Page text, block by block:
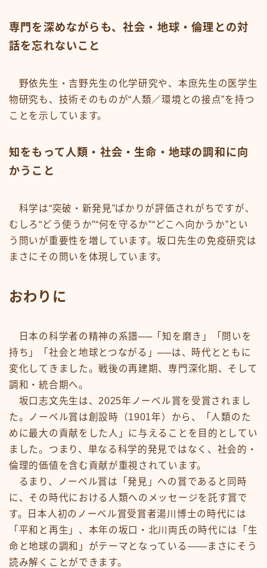
専門を深めながらも、社会・地球・倫理との対
話を忘れないこと
野依先生・吉野先生の化学研究や、本庶先生の医学生
物研究も、技術そのものが“人類／環境との接点”を持つ
ことを示しています。
知をもって人類・社会・生命・地球の調和に向
かうこと
科学は“突破・新発見”ばかりが評価されがちですが、
むしろ“どう使うか”“何を守るか”“どこへ向かうか”とい
う問いが重要性を増しています。坂口先生の免疫研究は
まさにその問いを体現しています。
おわりに
日本の科学者の精神の系譜──「知を磨き」「問いを
持ち」「社会と地球とつながる」──は、時代とともに
変化してきました。戦後の再建期、専門深化期、そして
調和・統合期へ。
坂口志文先生は、2025年ノーベル賞を受賞されまし
た。ノーベル賞は創設時（1901年）から、「人類のた
めに最大の貢献をした人」に与えることを目的としてい
ました。つまり、単なる科学的発見ではなく、社会的・
倫理的価値を含む貢献が重視されています。
るまり、ノーベル賞は「発見」への賞であると同時
に、その時代における人類へのメッセージを託す賞で
す。日本人初のノーベル賞受賞者湯川博士の時代には
「平和と再生」、本年の坂口・北川両氏の時代には「生
命と地球の調和」がテーマとなっている――まさにそう
読み解くことができます。